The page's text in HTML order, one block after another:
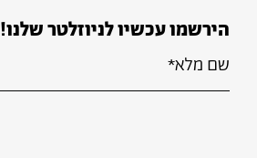
הירשמו עכשיו לניוזלטר שלנו!